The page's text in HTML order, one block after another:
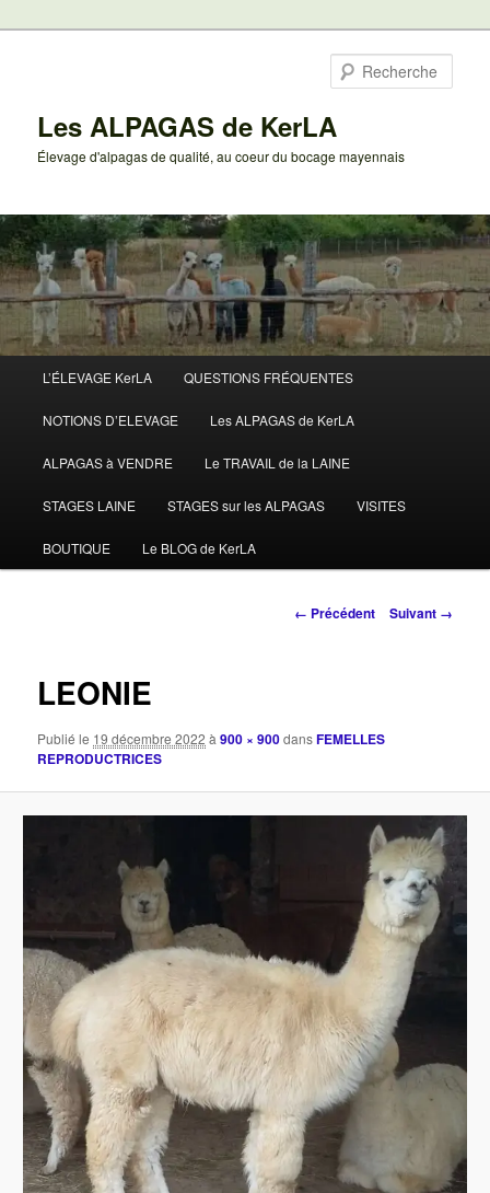
Les ALPAGAS de KerLA
Élevage d'alpagas de qualité, au coeur du bocage mayennais
principal
L’ÉLEVAGE KerLA QUESTIONS FRÉQUENTES
NOTIONS D’ELEVAGE Les ALPAGAS de KerLA
ALPAGAS à VENDRE Le TRAVAIL de la LAINE
STAGES LAINE STAGES sur les ALPAGAS VISITES
BOUTIQUE Le BLOG de KerLA
Navigation
← Précédent Suivant →
LEONIE
Publié le 19 décembre 2022 à900 × 900dansFEMELLES
REPRODUCTRICES